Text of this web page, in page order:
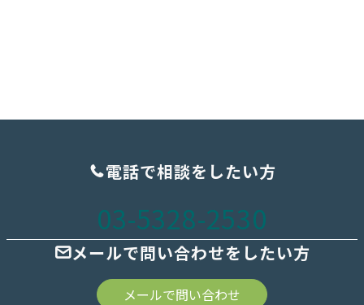
電話で相談をしたい方
03-5328-2530
メールで問い合わせをしたい方
メールで問い合わせ